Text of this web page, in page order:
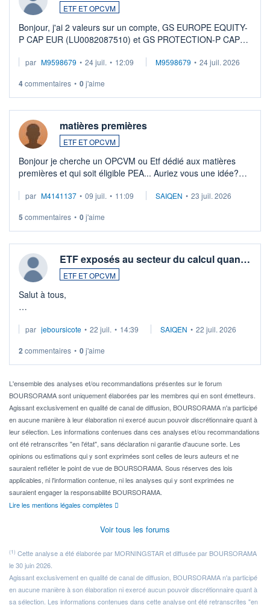
ETF ET OPCVM
Bonjour, j'ai 2 valeurs sur un compte, GS EUROPE EQUITY-
P CAP EUR (LU0082087510) et GS PROTECTION-P CAP
veux procéder à la vente, on me signale ...
par M9598679 • 24 juil. • 12:09 M9598679 • 24 juil. 2026
4commentaires • 0j'aime
matières premières
ETF ET OPCVM
Bonjour je cherche un OPCVM ou Etf dédié aux matières
premières et qui soit éligible PEA... Auriez vous une idée?
par M4141137 • 09 juil. • 11:09 SAIQEN • 23 juil. 2026
5 commentaires • 0j'aime
ETF exposés au secteur du calcul quan…
ETF ET OPCVM
Salut à tous,
via un ETF plutôt que des actions individuelles.
Idéalement, je voudrais qu'il soit éligible au PEA.
Pour l' ...
par jeboursicote • 22 juil. • 14:39 SAIQEN • 22 juil. 2026
2 commentaires • 0j'aime
L'ensemble des analyses et/ou recommandations présentes sur le forum
BOURSORAMA sont uniquement élaborées par les membres qui en sont émetteurs.
Agissant exclusivement en qualité de canal de diffusion, BOURSORAMA n'a participé
en aucune manière à leur élaboration ni exercé aucun pouvoir discrétionnaire quant à
leur sélection. Les informations contenues dans ces analyses et/ou recommandations
ont été retranscrites "en l'état", sans déclaration ni garantie d'aucune sorte. Les
opinions ou estimations qui y sont exprimées sont celles de leurs auteurs et ne
sauraient refléter le point de vue de BOURSORAMA. Sous réserves des lois
applicables, ni l'information contenue, ni les analyses qui y sont exprimées ne
sauraient engager la responsabilité BOURSORAMA.
Lire les mentions légales complètes
Voir tous les forums
(1) Cette analyse a été élaborée par MORNINGSTAR et diffusée par BOURSORAMA
le 30 juin 2026.
Agissant exclusivement en qualité de canal de diffusion, BOURSORAMA n'a participé
en aucune manière à son élaboration ni exercé aucun pouvoir discrétionnaire quant à
sa sélection. Les informations contenues dans cette analyse ont été retranscrites "en